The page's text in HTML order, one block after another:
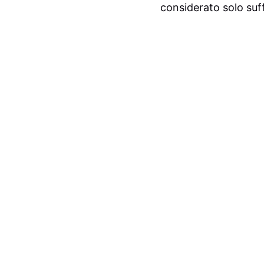
considerato solo